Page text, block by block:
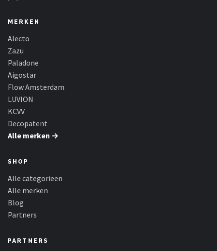
MERKEN
Alecto
Zazu
Paladone
Aigostar
Flow Amsterdam
LUVION
KCVV
Decopatent
Alle merken →
SHOP
Alle categorieën
Alle merken
Blog
Partners
PARTNERS